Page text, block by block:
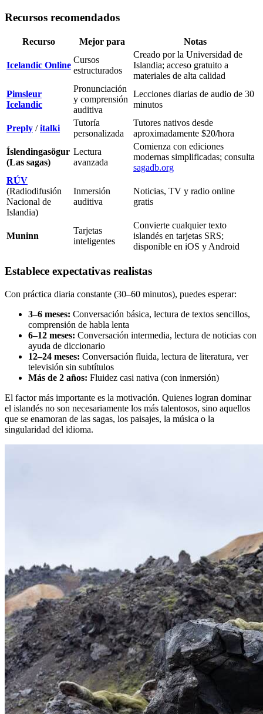
Recursos recomendados
Recurso Mejor para Notas
Icelandic Online
Cursos
estructurados
Creado por la Universidad de
Islandia; acceso gratuito a
materiales de alta calidad
Pimsleur
Icelandic
Pronunciación
y comprensión
auditiva
Lecciones diarias de audio de 30
minutos
Preply /italki
Tutoría
personalizada
Tutores nativos desde
aproximadamente $20/hora
Íslendingasögur
(Las sagas)
Lectura
avanzada
Comienza con ediciones
modernas simplificadas; consulta
sagadb.org
RÚV
(Radiodifusión
Nacional de
Islandia)
Inmersión
auditiva
Noticias, TV y radio online
gratis
Muninn
Tarjetas
inteligentes
Convierte cualquier texto
islandés en tarjetas SRS;
disponible en iOS y Android
Establece expectativas realistas
Con práctica diaria constante (30–60 minutos), puedes esperar:
3–6 meses: Conversación básica, lectura de textos sencillos,
comprensión de habla lenta
6–12 meses: Conversación intermedia, lectura de noticias con
ayuda de diccionario
12–24 meses: Conversación fluida, lectura de literatura, ver
televisión sin subtítulos
Más de 2 años: Fluidez casi nativa (con inmersión)
El factor más importante es la motivación. Quienes logran dominar
el islandés no son necesariamente los más talentosos, sino aquellos
que se enamoran de las sagas, los paisajes, la música o la
singularidad del idioma.